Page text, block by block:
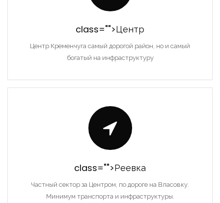
class="">Центр
Центр Кременчуга самый дорогой район, но и самый
богатый на инфраструктуру
class="">Реевка
Частный сектор за Центром, по дороге на Власовку.
Минимум транспорта и инфраструктуры.